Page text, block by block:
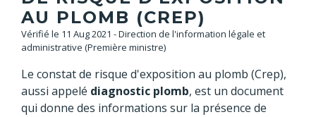
AU PLOMB (CREP)
Vérifié le 11 Aug 2021 - Direction de l'information légale et
administrative (Première ministre)
Le constat de risque d'exposition au plomb (Crep),
aussi appelé diagnostic plomb, est un document
qui donne des informations sur la présence de